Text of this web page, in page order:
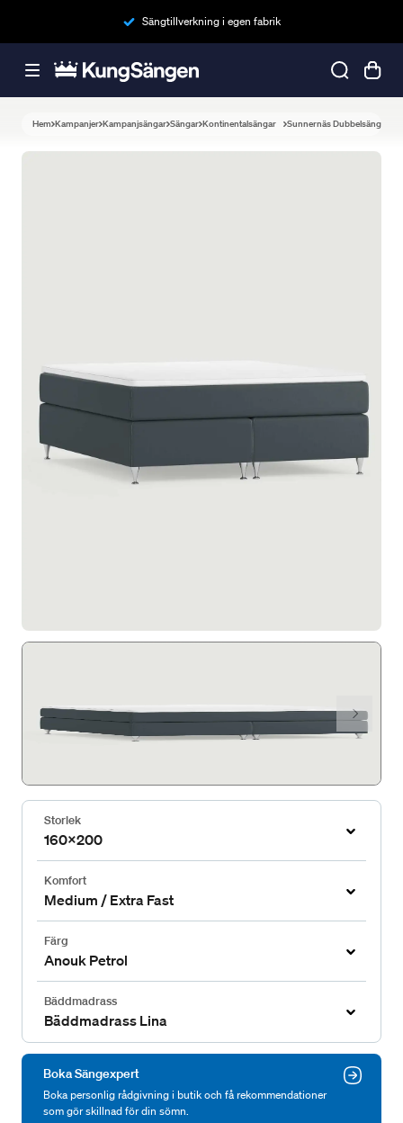
Sängtillverkning i egen fabrik
Hem Kampanjer Kampanjsängar Sängar Kontinentalsängar Sunnernäs Dubbelsäng
Storlek
160x200
Komfort
Medium / Extra Fast
Färg
Anouk Petrol
Bäddmadrass
Bäddmadrass Lina
Boka Sängexpert
Boka personlig rådgivning i butik och få rekommendationer
som gör skillnad för din sömn.